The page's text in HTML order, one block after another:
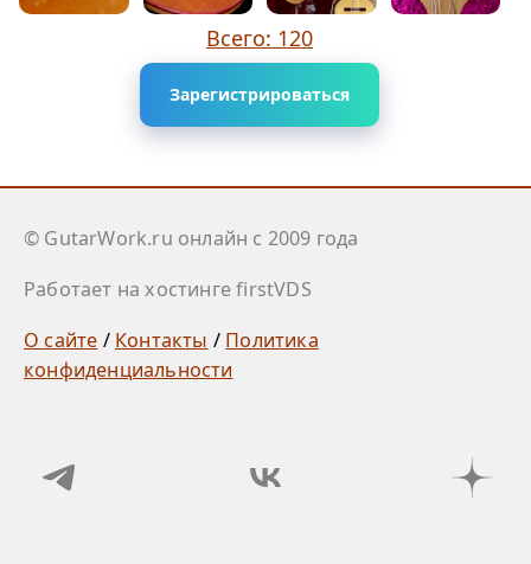
Всего: 120
Зарегистрироваться
© GutarWork.ru онлайн c 2009 года
Работает на хостинге firstVDS
О сайте / Контакты / Политика
конфиденциальности